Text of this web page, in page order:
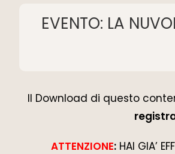
EVENTO: LA
Il Download di questo
ATTENZIONE:HAI GIA’